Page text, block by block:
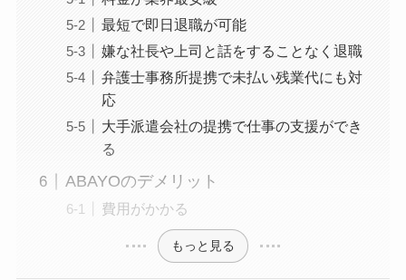
最短で即日退職が可能
嫌な社長や上司と話をすることなく退職
弁護士事務所提携で未払い残業代にも対
応
大手派遣会社の提携で仕事の支援ができ
る
ABAYOのデメリット
費用がかかる
もっと見る